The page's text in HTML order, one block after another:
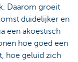
Daarom groeit
duidelijker en
een akoestisch
hoe goed een
hoe geluid zich